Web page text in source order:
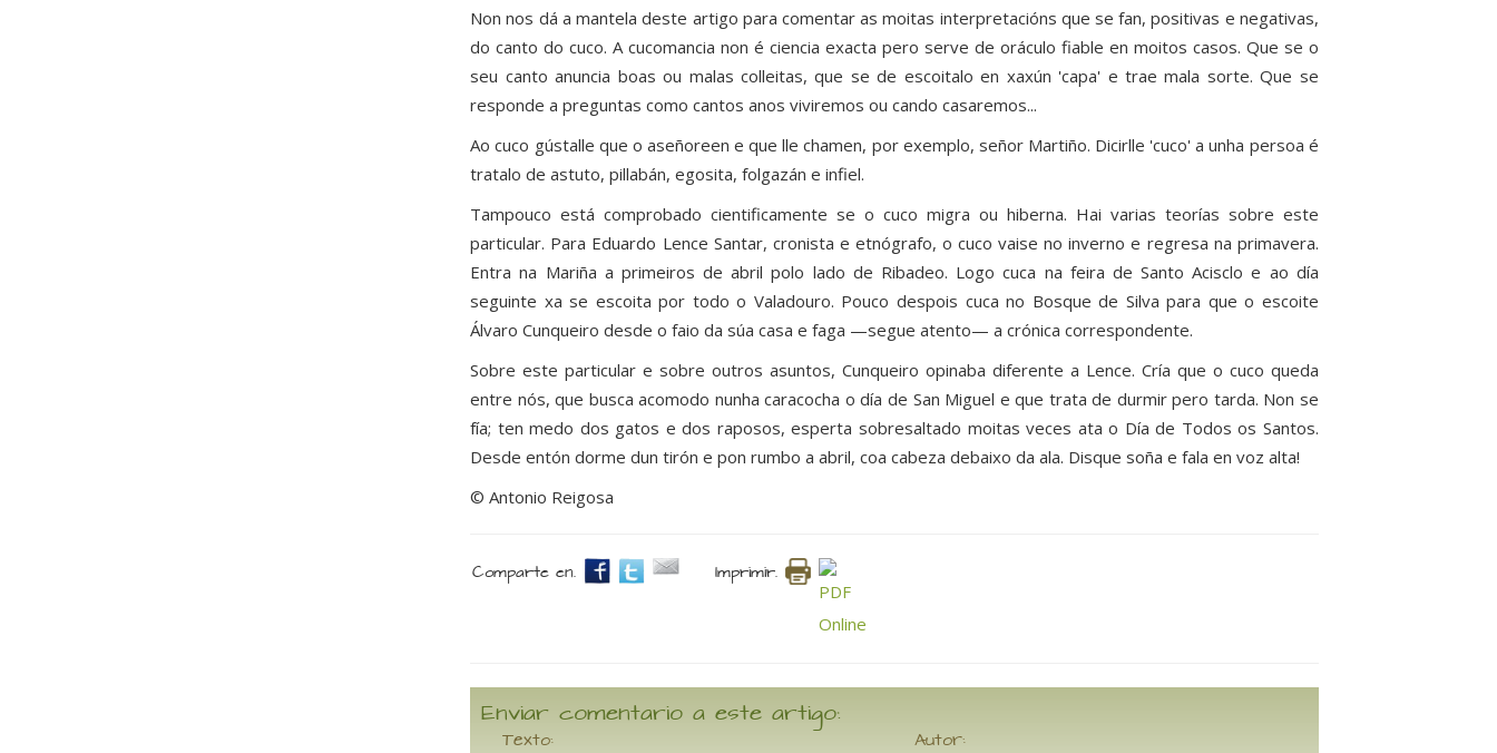
Non nos dá a mantela deste artigo para comentar as moitas interpretacións que se fan, positivas e negativas,
do canto do cuco. A cucomancia non é ciencia exacta pero serve de oráculo fiable en moitos casos. Que se o
seu canto anuncia boas ou malas colleitas, que se de escoitalo en xaxún 'capa' e trae mala sorte. Que se
responde a preguntas como cantos anos viviremos ou cando casaremos...
Ao cuco gústalle que o aseñoreen e que lle chamen, por exemplo, señor Martiño. Dicirlle 'cuco' a unha persoa é
tratalo de astuto, pillabán, egosita, folgazán e infiel.
Tampouco está comprobado cientificamente se o cuco migra ou hiberna. Hai varias teorías sobre este
particular. Para Eduardo Lence Santar, cronista e etnógrafo, o cuco vaise no inverno e regresa na primavera.
Entra na Mariña a primeiros de abril polo lado de Ribadeo. Logo cuca na feira de Santo Acisclo e ao día
seguinte xa se escoita por todo o Valadouro. Pouco despois cuca no Bosque de Silva para que o escoite
Álvaro Cunqueiro desde o faio da súa casa e faga —segue atento— a crónica correspondente.
Sobre este particular e sobre outros asuntos, Cunqueiro opinaba diferente a Lence. Cría que o cuco queda
entre nós, que busca acomodo nunha caracocha o día de San Miguel e que trata de durmir pero tarda. Non se
fía; ten medo dos gatos e dos raposos, esperta sobresaltado moitas veces ata o Día de Todos os Santos.
Desde entón dorme dun tirón e pon rumbo a abril, coa cabeza debaixo da ala. Disque soña e fala en voz alta!
© Antonio Reigosa
Comparte en. Imprimir.
Enviar comentario a este artigo:
Texto: Autor: